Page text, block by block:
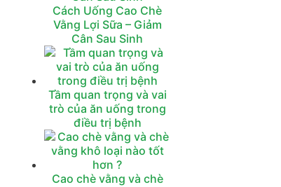
Cách Uống Cao Chè
Vằng Lợi Sữa – Giảm
Cân Sau Sinh
Tầm quan trọng và vai
trò của ăn uống trong
điều trị bệnh
Cao chè vằng và chè